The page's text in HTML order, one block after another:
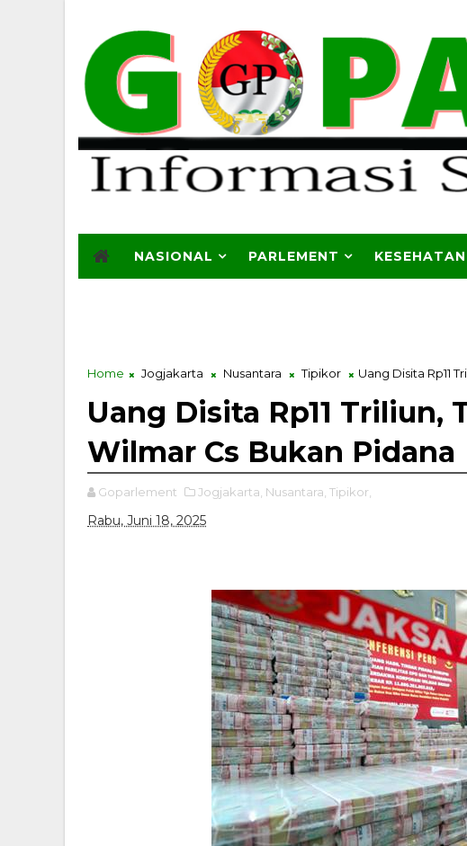
NASIONAL PARLEMENT KESEHATAN
Home Jogjakarta Nusantara Tipikor Uang Disita Rp11
Uang Disita Rp11 Triliun,
Wilmar Cs Bukan Pidana
Goparlement Jogjakarta, Nusantara, Tipikor,
Rabu, Juni 18, 2025